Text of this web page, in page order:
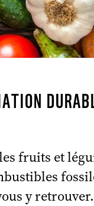
fruits et
y retrouver.